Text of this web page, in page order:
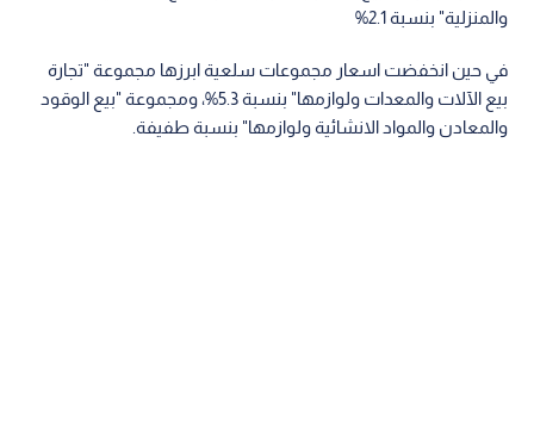
والمنزلية" بنسبة 2.1%
في حين انخفضت اسعار مجموعات سلعية ابرزها مجموعة "تجارة
بيع الآلات والمعدات ولوازمها" بنسبة 5.3%، ومجموعة "بيع الوقود
والمعادن والمواد الانشائية ولوازمها" بنسبة طفيفة.